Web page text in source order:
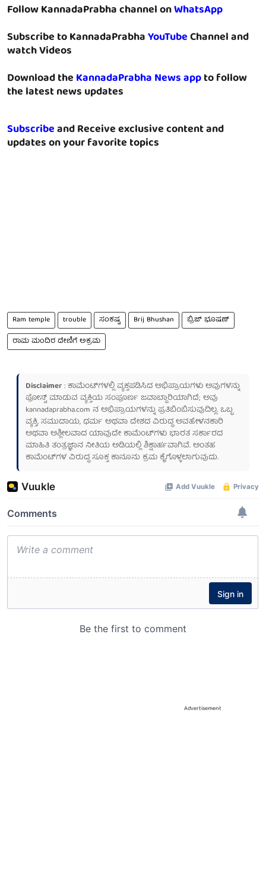
Follow KannadaPrabha channel onWhatsApp
Subscribe to KannadaPrabhaYouTubeChannel and
watch Videos
Download theKannadaPrabha News appto follow
the latest news updates
Subscribeand Receive exclusive content and
updates on your favorite topics
Ram temple trouble ಸಂಕಷ್ಟ Brij Bhushan
ಬ್ರಿಜ್ ಭೂಷಣ್
ರಾಮ ಮಂದಿರ ದೇಣಿಗೆ ಅಕ್ರಮ
Disclaimer: ಕಾಮೆಂಟ್‌ಗಳಲ್ಲಿ ವ್ಯಕ್ತಪಡಿಸಿದ ಅಭಿಪ್ರಾಯಗಳು ಅವುಗಳನ್ನು
ಪೋಸ್ಟ್ ಮಾಡುವ ವ್ಯಕ್ತಿಯ ಸಂಪೂರ್ಣ ಜವಾಬ್ದಾರಿಯಾಗಿದೆ; ಅವು
kannadaprabha.com ನ ಅಭಿಪ್ರಾಯಗಳನ್ನು ಪ್ರತಿಬಿಂಬಿಸುವುದಿಲ್ಲ. ಒಬ್ಬ
ವ್ಯಕ್ತಿ, ಸಮುದಾಯ, ಧರ್ಮ ಅಥವಾ ದೇಶದ ವಿರುದ್ಧ ಅವಹೇಳನಕಾರಿ
ಅಥವಾ ಅಶ್ಲೀಲವಾದ ಯಾವುದೇ ಕಾಮೆಂಟ್‌ಗಳು ಭಾರತ ಸರ್ಕಾರದ
ಮಾಹಿತಿ ತಂತ್ರಜ್ಞಾನ ನೀತಿಯ ಅಡಿಯಲ್ಲಿ ಶಿಕ್ಷಾರ್ಹವಾಗಿವೆ. ಅಂತಹ
ಕಾಮೆಂಟ್‌ಗಳ ವಿರುದ್ಧ ಸೂಕ್ತ ಕಾನೂನು ಕ್ರಮ ಕೈಗೊಳ್ಳಲಾಗುವುದು.
Advertisement